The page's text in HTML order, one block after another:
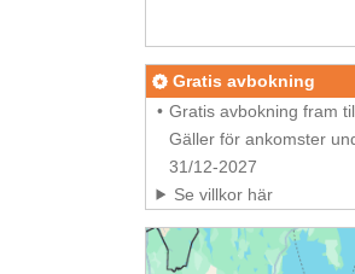
Gratis avbokning
Gratis avbokning fram
Gäller för ankomster
31/12-2027
Se villkor här